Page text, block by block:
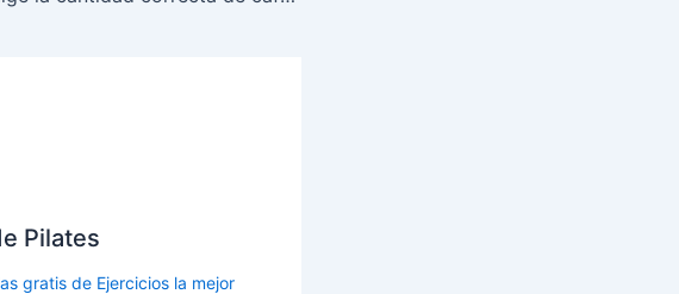
Pilates
gratis de Ejercicios la mejor